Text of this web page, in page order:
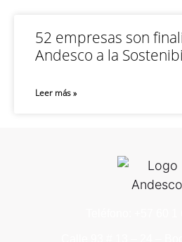
52 empresas son
Andesco a la
Leer más »